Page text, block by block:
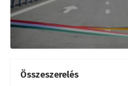
Összeszerelés